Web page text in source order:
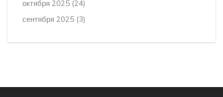
октября 2025 (24)
сентября 2025 (3)